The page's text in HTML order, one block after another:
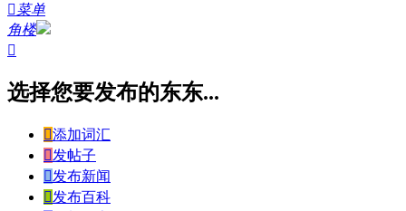
菜单
角楼

选择您要发布的东东...
添加词汇
发帖子
发布新闻
发布百科